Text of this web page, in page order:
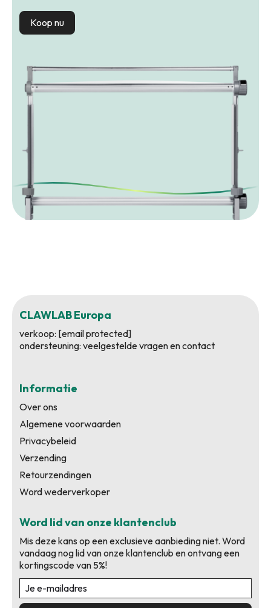
Koop nuhet Clawlab Tufting Frame H1
CLAWLAB Europa
verkoop: [email protected]
ondersteuning: veelgestelde vragen en contact
Informatie
Over ons
Algemene voorwaarden
Privacybeleid
Verzending
Retourzendingen
Word wederverkoper
Word lid van onze klantenclub
Mis deze kans op een exclusieve aanbieding niet. Word
vandaag nog lid van onze klantenclub en ontvang een
kortingscode van 5%!